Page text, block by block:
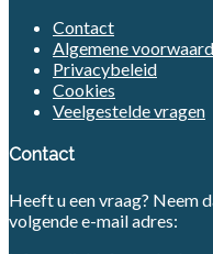
Contact
Algemene
Privacybeleid
Cookies
Veelgestelde vragen
Contact
Heeft u een vraag? Neem
volgende e-mail adres: